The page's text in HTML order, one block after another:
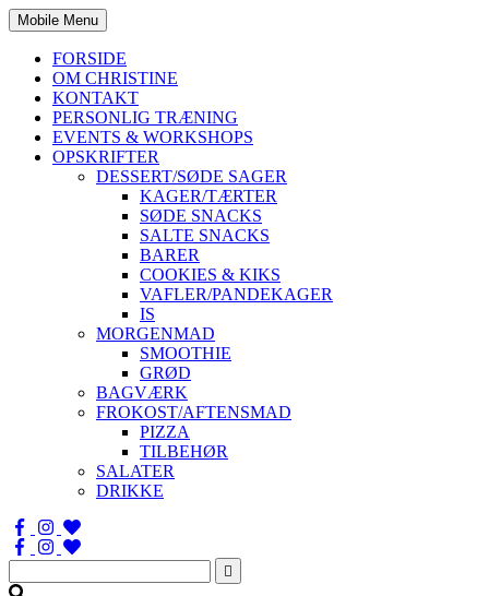
Mobile Menu
FORSIDE
OM CHRISTINE
KONTAKT
PERSONLIG TRÆNING
EVENTS & WORKSHOPS
OPSKRIFTER
DESSERT/SØDE SAGER
KAGER/TÆRTER
SØDE SNACKS
SALTE SNACKS
BARER
COOKIES & KIKS
VAFLER/PANDEKAGER
IS
MORGENMAD
SMOOTHIE
GRØD
BAGVÆRK
FROKOST/AFTENSMAD
PIZZA
TILBEHØR
SALATER
DRIKKE
Søg
efter: